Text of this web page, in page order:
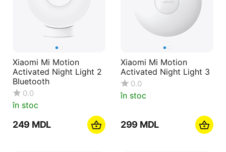
Xiaomi Mi Motion
Activated Night Light 2
Bluetooth
0.0
în stoc
‍249‍ MDL
Xiaomi Mi Motion
Activated Night Light 3
0.0
în stoc
‍299‍ MDL